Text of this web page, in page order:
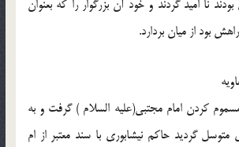
نا اميد گردند و خود آن بزرگوار را كه بعنوان
بود از ميان بردارد.
كردن امام مجتبى(علیه السلام )‌ گرفت و به
گرديد حاكم نيشابورى با سند معتبر از ام